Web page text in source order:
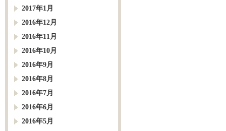
2017年1月
2016年12月
2016年11月
2016年10月
2016年9月
2016年8月
2016年7月
2016年6月
2016年5月